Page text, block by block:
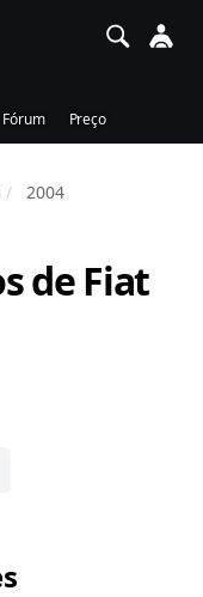
Fórum Preço
2004
deFiat